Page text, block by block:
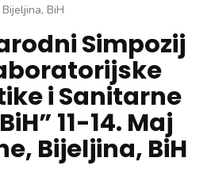
Bijeljina, BiH
Simpozij
i Sanitarne
11-14. Maj
Bijeljina, BiH